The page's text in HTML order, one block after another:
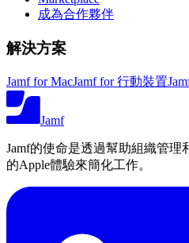
成為合作夥伴
解決方案
Jamf for MacJamf for 行動裝置
Jamf
Jamf的使命是透過幫助組織管
的Apple體驗來簡化工作。